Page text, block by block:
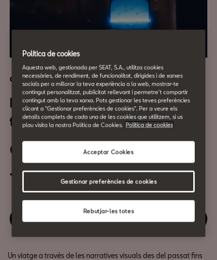
Cultura urbana
Passat i present: Meet the
future
03 de Desembre
19:00h
Un viatge a través de les narratives visuals des del passat fins
Política de cookies
Aquesta web, gestionada per SEAT, S.A., utilitza cookies
necessàries, de rendiment, de funcionalitat, dirigides i de xarxes
socials per a millorar la teva experiència a la web, mostrar-te
contingut personalitzat, publicitat rellevant i permetre't compartir
contingut amb la teva xarxa. Pots gestionar les teves preferències
clicant a "Gestionar preferències de cookies". Per a veure els
detalls complets de cada una de les cookies que utilitzem, si us
plau visita la nostra Política de Cookies. Política de cookies
Rebutjar-les totes
Acceptar Cookies
Gestionar preferències de cookies